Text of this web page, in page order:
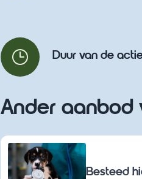
Duur van de
Ander aanbod
Besteed